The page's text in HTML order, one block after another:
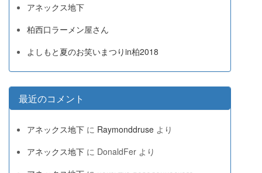
アネックス地下
柏西口ラーメン屋さん
よしもと夏のお笑いまつりin柏2018
最近のコメント
アネックス地下 に Raymonddruse より
アネックス地下 に DonaldFer より